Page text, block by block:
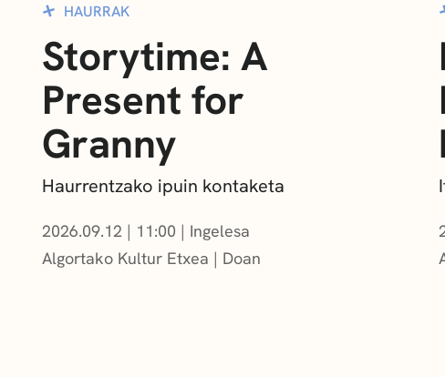
HAURRAK
Storytime: A
Present for
Granny
Haurrentzako ipuin kontaketa
2026.09.12 | 11:00
Ingelesa
Algortako Kultur Etxea
Doan